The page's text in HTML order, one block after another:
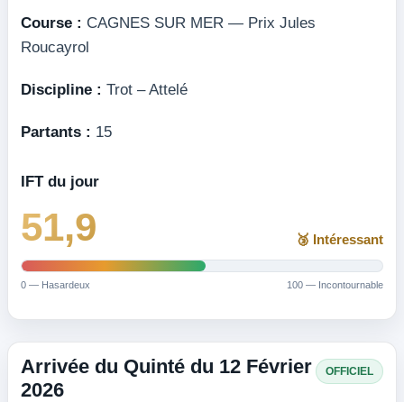
Course : CAGNES SUR MER — Prix Jules
Roucayrol
Discipline : Trot – Attelé
Partants : 15
IFT du jour
51,9 🥉 Intéressant
0 — Hasardeux 100 — Incontournable
Arrivée du Quinté du 12 Février
2026
OFFICIEL